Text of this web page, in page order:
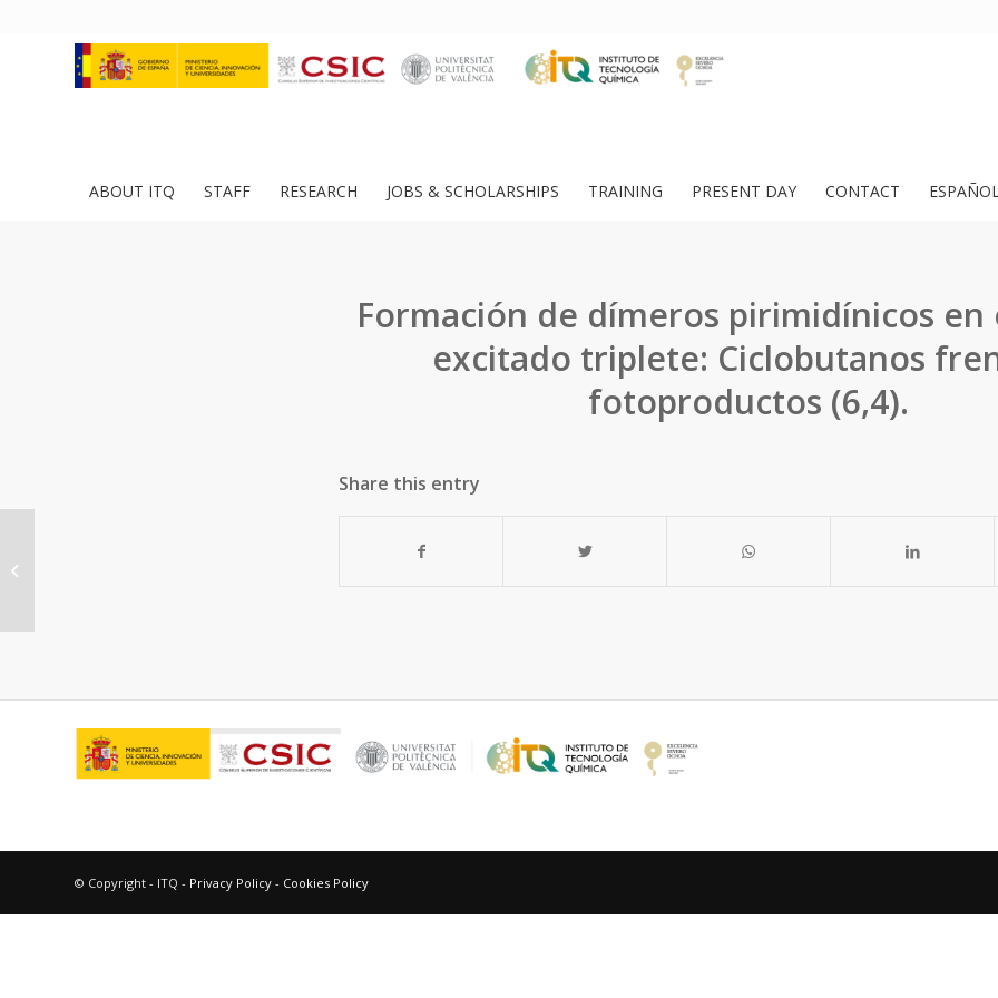
ABOUT ITQ STAFF RESEARCH JOBS & SCHOLARSHIPS TRAINING PRESENT DAY CONTACT
Formación de dímeros pirimidínicos en
excitado triplete: Ciclobutanos
fotoproductos (6,4).
Share this entry
© Copyright - ITQ - Privacy Policy - Cookies Policy